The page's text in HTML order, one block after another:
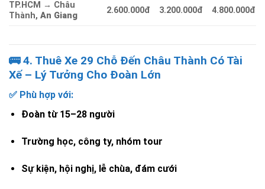
TP.HCM → Châu
Thành, An Giang
2.600.000đ 3.200.000đ 4.800.000đ
🚌 4. Thuê Xe 29 Chỗ Đến Châu Thành Có Tài
Xế – Lý Tưởng Cho Đoàn Lớn
✅ Phù hợp với:
Đoàn từ 15–28 người
Trường học, công ty, nhóm tour
Sự kiện, hội nghị, lễ chùa, đám cưới